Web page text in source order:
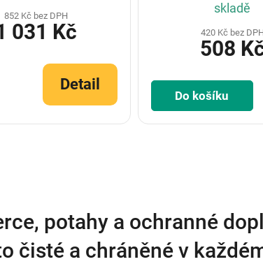
852 Kč bez DPH
031 Kč
Detail
skladě
420 Kč bez
508
Do košíku
a
c
í
p
potahy a ochranné
čisté a chráněné v